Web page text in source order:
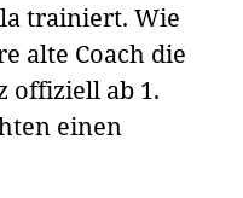
trainiert. Wie
alte Coach die
offiziell ab 1.
einen